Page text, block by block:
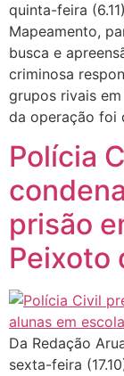
quinta-feira
Mapeamento,
busca e
criminosa
grupos rivais
da operação foi
Polícia
prisão
Peixoto
Da Redação
sexta-feira